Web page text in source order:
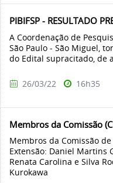
PIBIFSP - RESULTADO
A Coordenação de
São Paulo - São Miguel,
do Edital supracitado, de
26/03/22 16h35
Membros da Comissão
Membros da Comissão
Extensão: Daniel Martins
Renata Carolina e Silva
Kurokawa